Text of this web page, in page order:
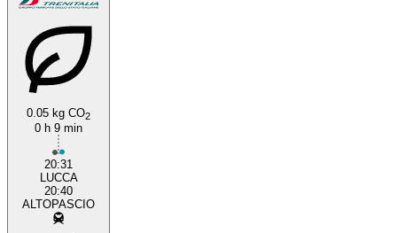
0.05 kg CO2
0 h 9 min
20:31
LUCCA
20:40
ALTOPASCIO